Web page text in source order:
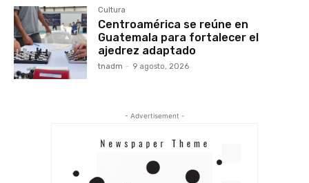
Cultura
Centroamérica se reúne en
Guatemala para fortalecer el
ajedrez adaptado
tnadm - 9 agosto, 2026
- Advertisement -